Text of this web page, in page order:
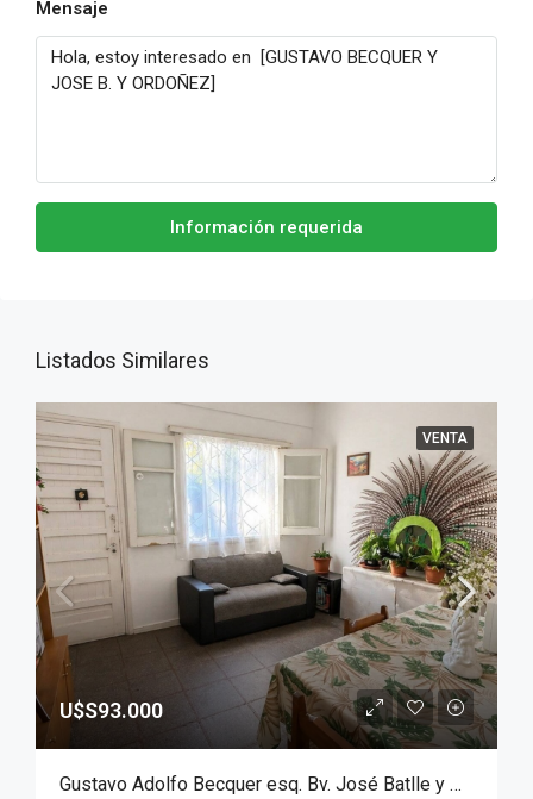
Mensaje
Información requerida
Listados Similares
VENTA
U$S93.000
Gustavo Adolfo Becquer esq. Bv. José Batlle y Ordoñez, Oportunidad Inversor !!!!!!